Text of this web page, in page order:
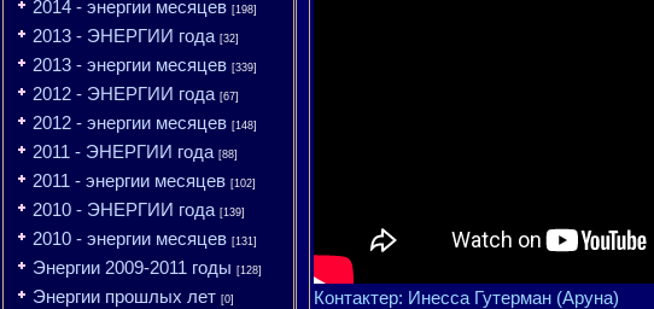
2014 - энергии месяцев [198]
2013 - ЭНЕРГИИ года [32]
2013 - энергии месяцев [339]
2012 - ЭНЕРГИИ года [67]
2012 - энергии месяцев [148]
2011 - ЭНЕРГИИ года [88]
2011 - энергии месяцев [102]
2010 - ЭНЕРГИИ года [139]
2010 - энергии месяцев [131]
Энергии 2009-2011 годы [128]
Энергии прошлых лет [0] Контактер: Инесса Гутерман (Аруна)